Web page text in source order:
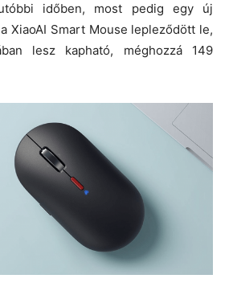
időben, most pedig egy új
XiaoAI Smart Mouse lepleződött le,
lesz kapható, méghozzá 149